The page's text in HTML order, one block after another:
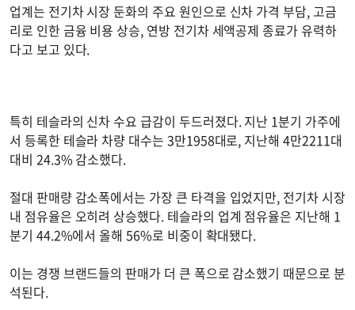
업계는 전기차 시장 둔화의 주요 원인으로 신차 가격 부담, 고금
리로 인한 금융 비용 상승, 연방 전기차 세액공제 종료가 유력하
다고 보고 있다.
특히 테슬라의 신차 수요 급감이 두드러졌다. 지난 1분기 가주에
서 등록한 테슬라 차량 대수는 3만1958대로, 지난해 4만2211대
대비 24.3% 감소했다.
절대 판매량 감소폭에서는 가장 큰 타격을 입었지만, 전기차 시장
내 점유율은 오히려 상승했다. 테슬라의 업계 점유율은 지난해 1
분기 44.2%에서 올해 56%로 비중이 확대됐다.
이는 경쟁 브랜드들의 판매가 더 큰 폭으로 감소했기 때문으로 분
석된다.